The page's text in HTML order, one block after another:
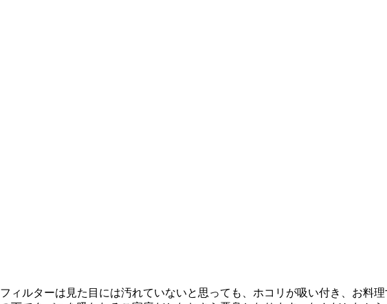
フィルターは見た目には汚れていないと思っても、ホコリが吸い付き、お料